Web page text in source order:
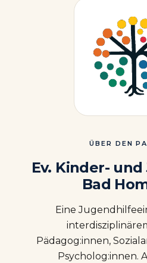
ÜBER DEN
Ev. Kinder-
Bad
Eine
Pädagog:innen,
Psycholog:innen.